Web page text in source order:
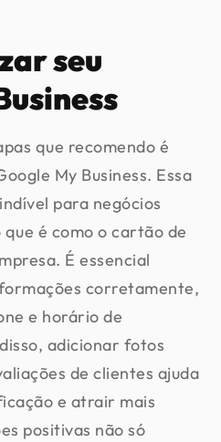
seu
que recomendo é
My Business. Essa
para negócios
é como o cartão de
É essencial
corretamente,
e horário de
adicionar fotos
de clientes ajuda
e atrair mais
positivas não só